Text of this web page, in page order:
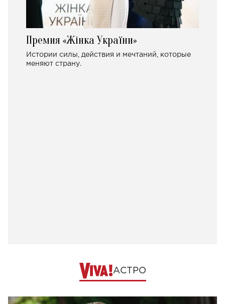
Премия «Жінка України»
Истории силы, действия и мечтаний, которые
меняют страну.
АСТРО